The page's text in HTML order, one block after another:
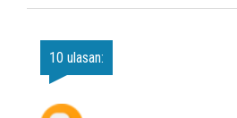
10 ulasan: